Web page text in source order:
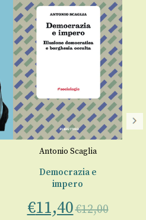
Antonio Scaglia
Democrazia e
impero
€11,40€12,00